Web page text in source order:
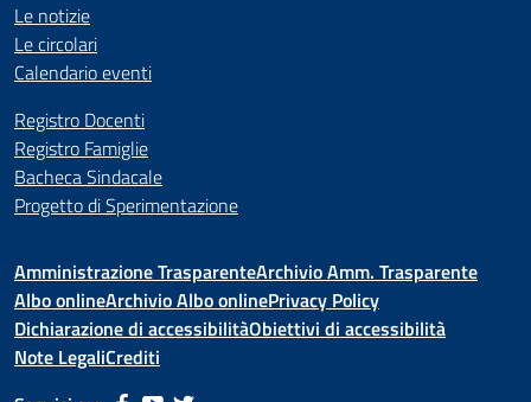
Le notizie
Le circolari
Calendario eventi
Registro Docenti
Registro Famiglie
Bacheca Sindacale
Progetto di Sperimentazione
Amministrazione TrasparenteArchivio Amm. Trasparente
Albo onlineArchivio Albo onlinePrivacy Policy
Dichiarazione di accessibilitàObiettivi di accessibilità
Note LegaliCrediti